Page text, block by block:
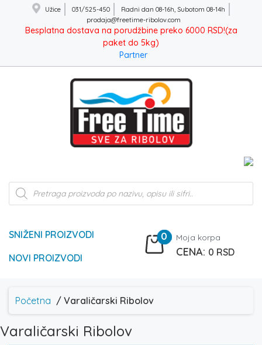
Užice 031/525-450
Radni dan 08-16h, Subotom 08-14h
prodaja@freetime-ribolov.com
Besplatna dostava na porudžbine preko 6000 RSD!(za
paket do 5kg)
Partner
Products
search
SNIŽENI PROIZVODI
NOVI PROIZVODI
0 Moja korpa
0 RSD
Početna / Varaličarski Ribolov
Varaličarski Ribolov